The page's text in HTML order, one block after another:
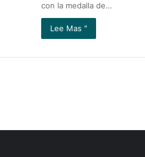
con la medalla de…
Lee Mas "